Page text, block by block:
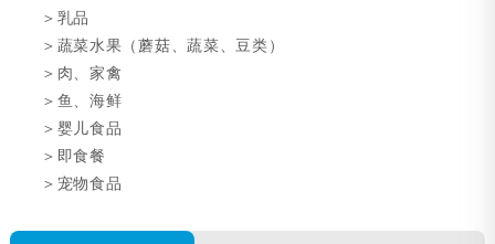
＞乳品
＞蔬菜水果（蘑菇、蔬菜、豆类）
＞肉、家禽
＞鱼、海鲜
＞婴儿食品
＞即食餐
＞宠物食品